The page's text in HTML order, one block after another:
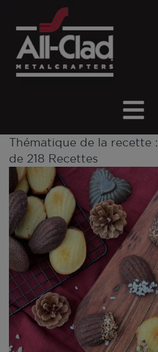
Thématique de la recette :
de 218 Recettes